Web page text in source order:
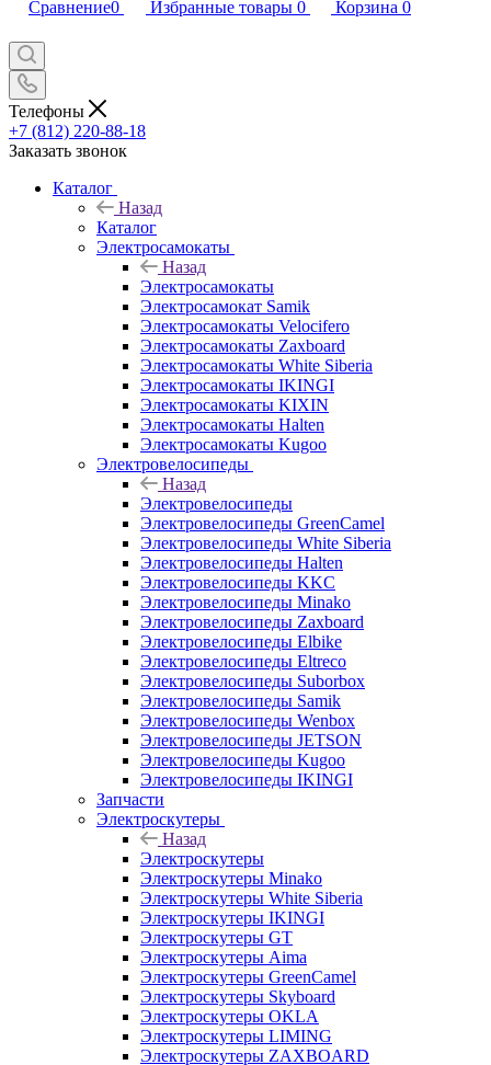
Сравнение0 Избранные товары 0 Корзина 0
Телефоны
+7 (812) 220-88-18
Заказать звонок
Каталог
Назад
Каталог
Электросамокаты
Назад
Электросамокаты
Электросамокат Samik
Электросамокаты Velocifero
Электросамокаты Zaxboard
Электросамокаты White Siberia
Электросамокаты IKINGI
Электросамокаты KIXIN
Электросамокаты Halten
Электросамокаты Kugoo
Электровелосипеды
Назад
Электровелосипеды
Электровелосипеды GreenCamel
Электровелосипеды White Siberia
Электровелосипеды Halten
Электровелосипеды KKC
Электровелосипеды Minako
Электровелосипеды Zaxboard
Электровелосипеды Elbike
Электровелосипеды Eltreco
Электровелосипеды Suborbox
Электровелосипеды Samik
Электровелосипеды Wenbox
Электровелосипеды JETSON
Электровелосипеды Kugoo
Электровелосипеды IKINGI
Запчасти
Электроскутеры
Назад
Электроскутеры
Электроскутеры Minako
Электроскутеры White Siberia
Электроскутеры IKINGI
Электроскутеры GT
Электроскутеры Aima
Электроскутеры GreenCamel
Электроскутеры Skyboard
Электроскутеры OKLA
Электроскутеры LIMING
Электроскутеры ZAXBOARD